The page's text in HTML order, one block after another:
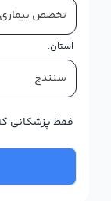
تخصص
استان:
سنندج
فقط پزشکانی